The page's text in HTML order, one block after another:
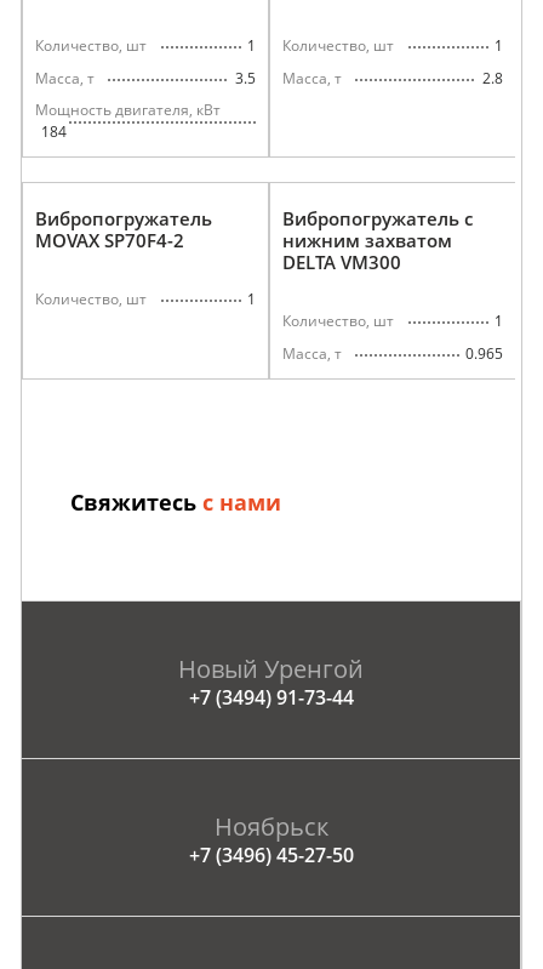
Количество, шт
1
Масса, т
3.5
Мощность двигателя, кВт
184
Количество, шт
1
Масса, т
2.8
Вибропогружатель
MOVAX SP70F4-2
Количество, шт 1
Вибропогружатель с
нижним захватом
DELTA VM300
Количество, шт
1
Масса, т
0.965
Свяжитесьс нами
Новый Уренгой
+7 (3494) 91-73-44
Ноябрьск
+7 (3496) 45-27-50